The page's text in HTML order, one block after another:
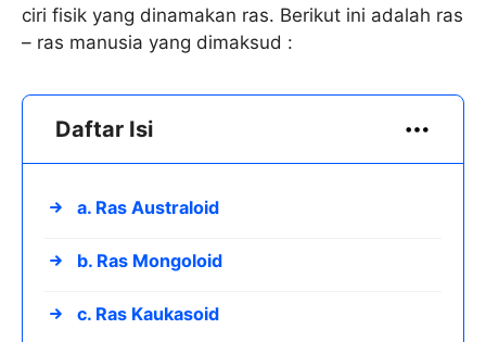
ciri fisik yang dinamakan ras. Berikut ini adalah ras
– ras manusia yang dimaksud :
Daftar Isi
a. Ras Australoid
b. Ras Mongoloid
c. Ras Kaukasoid